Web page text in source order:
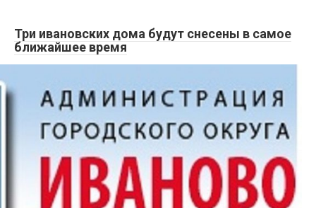
Три ивановских дома будут снесены в самое
ближайшее время